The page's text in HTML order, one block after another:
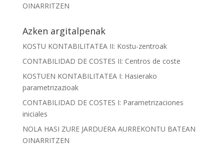
OINARRITZEN
Azken argitalpenak
KOSTU KONTABILITATEA II: Kostu-zentroak
CONTABILIDAD DE COSTES II: Centros de coste
KOSTUEN KONTABILITATEA I: Hasierako
parametrizazioak
CONTABILIDAD DE COSTES I: Parametrizaciones
iniciales
NOLA HASI ZURE JARDUERA AURREKONTU BATEAN
OINARRITZEN